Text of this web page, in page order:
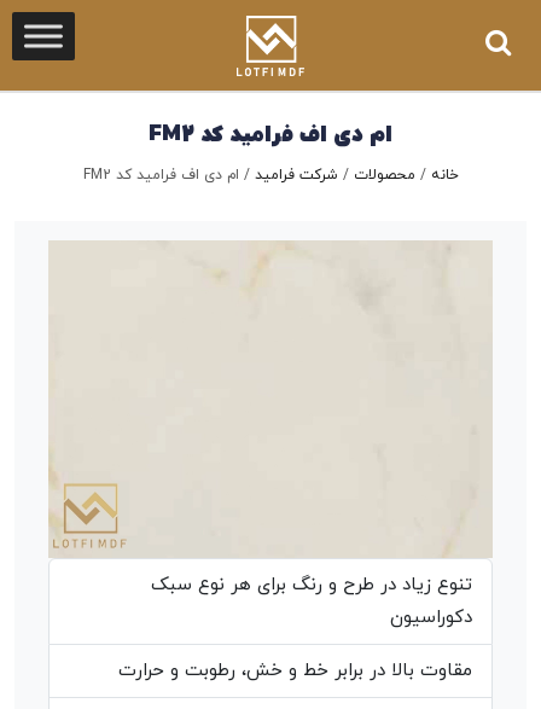
ام دی اف فرامید کد FM2
خانه / محصولات / شرکت فرامید / ام دی اف فرامید کد FM2
تنوع زیاد در طرح و رنگ برای هر نوع سبک
دکوراسیون
مقاوت بالا در برابر خط و خش، رطوبت و حرارت